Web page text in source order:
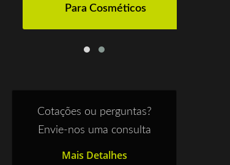
Para Cosméticos
Cotações ou perguntas?
Envie-nos uma consulta
Mais Detalhes